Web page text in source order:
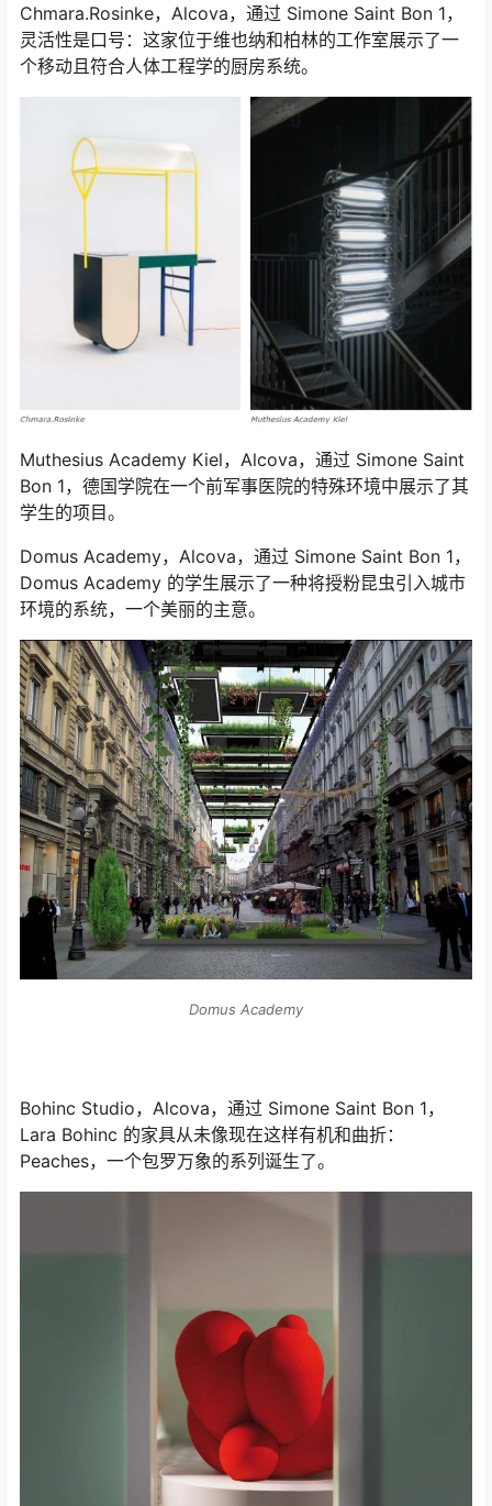
Chmara.Rosinke，Alcova，通过 Simone Saint Bon 1，
灵活性是口号：这家位于维也纳和柏林的工作室展示了一
个移动且符合人体工程学的厨房系统。
Muthesius Academy Kiel，Alcova，通过 Simone Saint
Bon 1，德国学院在一个前军事医院的特殊环境中展示了其
学生的项目。
Domus Academy，Alcova，通过 Simone Saint Bon 1，
Domus Academy 的学生展示了一种将授粉昆虫引入城市
环境的系统，一个美丽的主意。
Domus Academy
Bohinc Studio，Alcova，通过 Simone Saint Bon 1，
Lara Bohinc 的家具从未像现在这样有机和曲折：
Peaches，一个包罗万象的系列诞生了。